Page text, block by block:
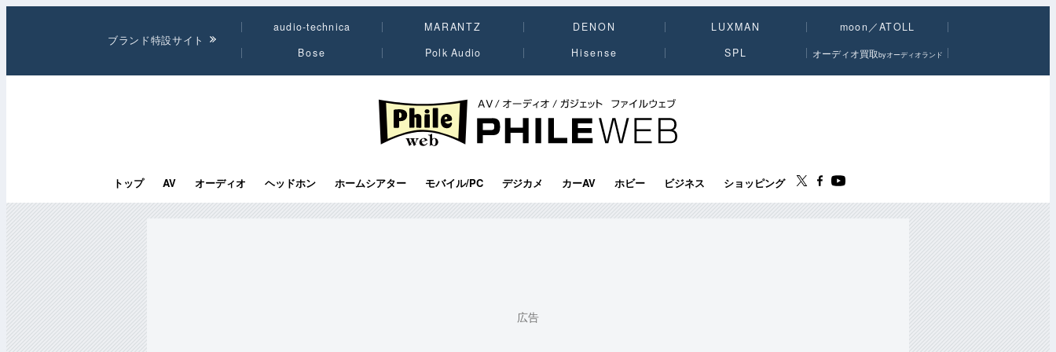
ブランド特設サイト
audio-technica MARANTZ DENON LUXMAN
moon／ATOLL
Bose
Polk Audio Hisense SPL オーディオ買取byオーディオランド
PHILE WEB｜AV/オーディオ/ガジェット
トップ AV オーディオ ヘッドホン ホームシアター モバイル/PC デジカメ カーAV ホビー ビジネス ショッピング